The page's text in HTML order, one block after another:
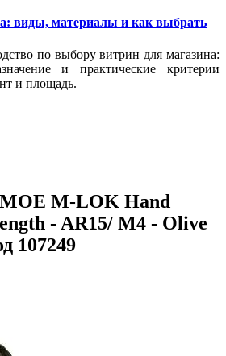
виды, материалы и как выбрать
по выбору витрин для магазина:
и практические критерии
и площадь.
M-LOK Hand
- AR15/ M4 - Olive
107249